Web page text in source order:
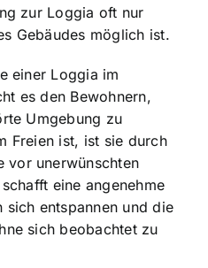
zur Loggia oft nur
Gebäudes möglich ist.
einer Loggia im
es den Bewohnern,
Umgebung zu
Freien ist, ist sie durch
vor unerwünschten
eine angenehme
sich entspannen und die
sich beobachtet zu